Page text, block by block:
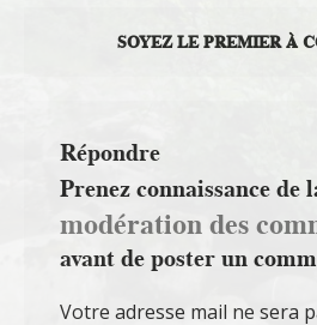
SOYEZ LE PREMIER À
Répondre
Prenez connaissance de
modération des
avant de poster un
Votre adresse mail ne sera